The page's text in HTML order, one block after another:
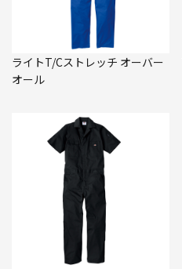
ライトT/Cストレッチ オーバー
オール